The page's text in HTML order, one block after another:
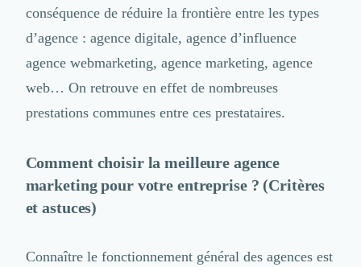
conséquence de réduire la frontière entre les types
d’agence : agence digitale, agence d’influence
agence webmarketing, agence marketing, agence
web… On retrouve en effet de nombreuses
prestations communes entre ces prestataires.
Comment choisir la meilleure agence
marketing pour votre entreprise ? (Critères
et astuces)
Connaître le fonctionnement général des agences est